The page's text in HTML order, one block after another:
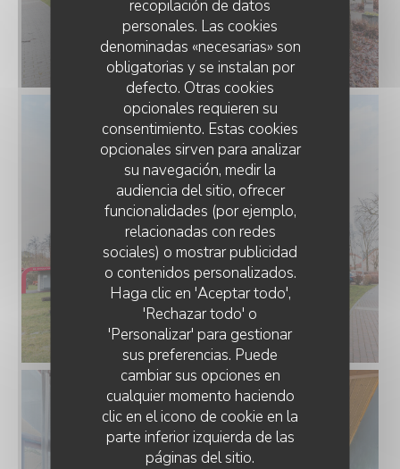
recopilación de datos
personales. Las cookies
denominadas «necesarias» son
obligatorias y se instalan por
defecto. Otras cookies
opcionales requieren su
consentimiento. Estas cookies
opcionales sirven para analizar
su navegación, medir la
audiencia del sitio, ofrecer
funcionalidades (por ejemplo,
relacionadas con redes
sociales) o mostrar publicidad
o contenidos personalizados.
Haga clic en 'Aceptar todo',
'Rechazar todo' o
'Personalizar' para gestionar
sus preferencias. Puede
cambiar sus opciones en
cualquier momento haciendo
clic en el icono de cookie en la
parte inferior izquierda de las
páginas del sitio.
RESTAURANT-BRASSERIE MESS CAFÉ SÀRL